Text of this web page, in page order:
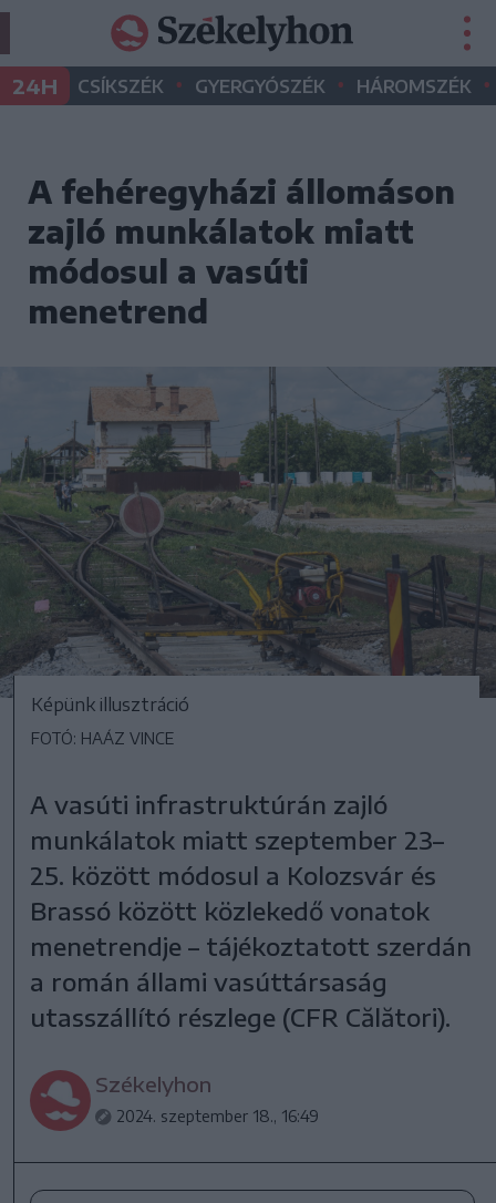
24H CSÍKSZÉK • GYERGYÓSZÉK • HÁROMSZÉK •
A fehéregyházi állomáson
zajló munkálatok miatt
módosul a vasúti
menetrend
Képünk illusztráció
FOTÓ: HAÁZ VINCE
A vasúti infrastruktúrán zajló
munkálatok miatt szeptember 23–
25. között módosul a Kolozsvár és
Brassó között közlekedő vonatok
menetrendje – tájékoztatott szerdán
a román állami vasúttársaság
utasszállító részlege (CFR Călători).
Székelyhon
2024. szeptember 18., 16:49